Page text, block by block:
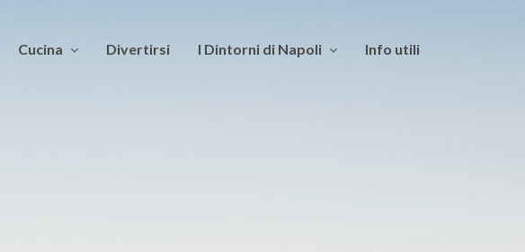
Cucina Divertirsi I Dintorni di Napoli Info utili